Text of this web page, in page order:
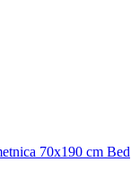
70x190 cm Bed